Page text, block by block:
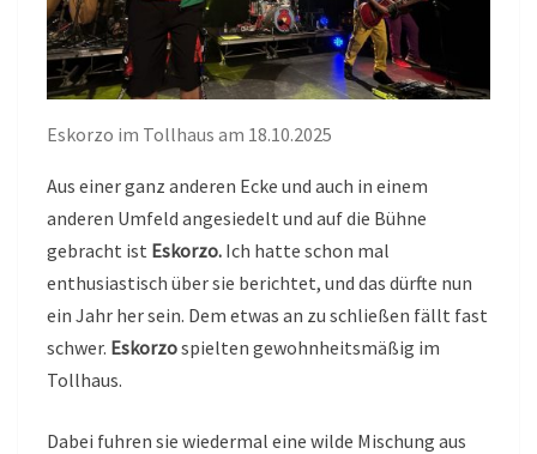
Eskorzo im Tollhaus am 18.10.2025
Aus einer ganz anderen Ecke und auch in einem
anderen Umfeld angesiedelt und auf die Bühne
gebracht ist Eskorzo. Ich hatte schon mal
enthusiastisch über sie berichtet, und das dürfte nun
ein Jahr her sein. Dem etwas an zu schließen fällt fast
schwer. Eskorzospielten gewohnheitsmäßig im
Tollhaus.
Dabei fuhren sie wiedermal eine wilde Mischung aus